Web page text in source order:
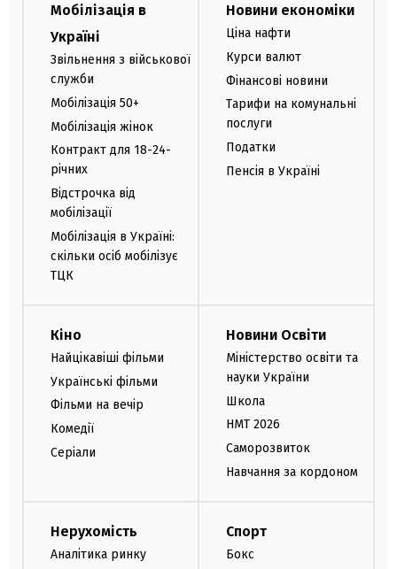
Мобілізація в
Україні
Звільнення з військової
служби
Мобілізація 50+
Мобілізація жінок
Контракт для 18-24-
річних
Відстрочка від
мобілізації
Мобілізація в Україні:
скільки осіб мобілізує
ТЦК
Новини економіки
Ціна нафти
Курси валют
Фінансові новини
Тарифи на комунальні
послуги
Податки
Пенсія в Україні
Кіно
Найцікавіші фільми
Українські фільми
Фільми на вечір
Комедії
Серіали
Новини Освіти
Міністерство освіти та
науки України
Школа
НМТ 2026
Саморозвиток
Навчання за кордоном
Нерухомість
Аналітика ринку
Спорт
Бокс